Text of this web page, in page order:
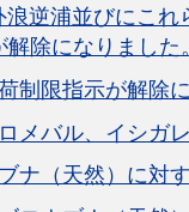
逆浦並びにこ
除になりました。
制限指示が解除
メバル、イシガ
ナ（天然）に対